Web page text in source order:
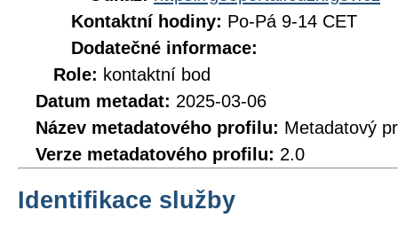
Kontaktní hodiny: Po-Pá 9-14 CET
Dodatečné informace:
Role: kontaktní bod
Datum metadat: 2025-03-06
Název metadatového profilu: Metadatový
Verze metadatového profilu: 2.0
Identifikace služby